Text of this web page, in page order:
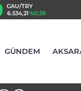
GAU/TRY
6.534,21%0,59
GÜNDEM